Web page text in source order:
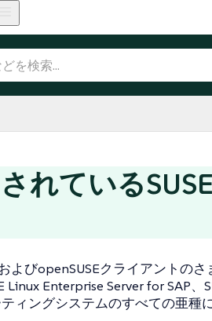
れている
よびopenSUSEクライアントの
Linux Enterprise Server for SAP
ィングシステムのすべての亜種